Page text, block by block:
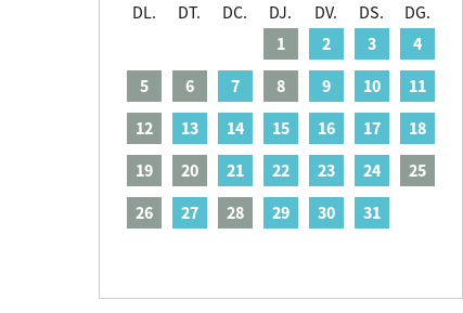
DL.
DT. DC. DJ. DV. DS.
DG.
1
2 3
4
5
6 7 8 9 10
11
12
13 14 15 16 17
18
19
20 21 22 23 24
25
26
27 28 29 30 31